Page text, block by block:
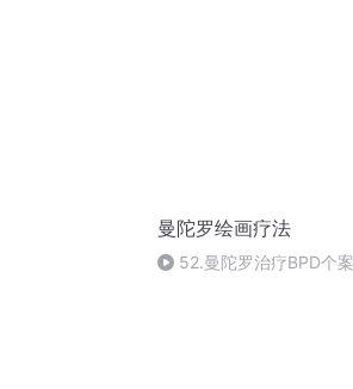
曼陀罗绘画疗法
52.曼陀罗治疗BPD个